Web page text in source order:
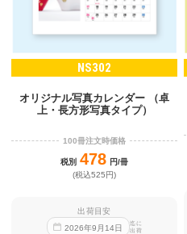
NS302
オリジナル写真カレンダー （卓
上・長方形写真タイプ）
100冊注文時価格
税別 478 円/冊
(税込525円)
出荷目安
2026年9 月 14日
迄に
出荷